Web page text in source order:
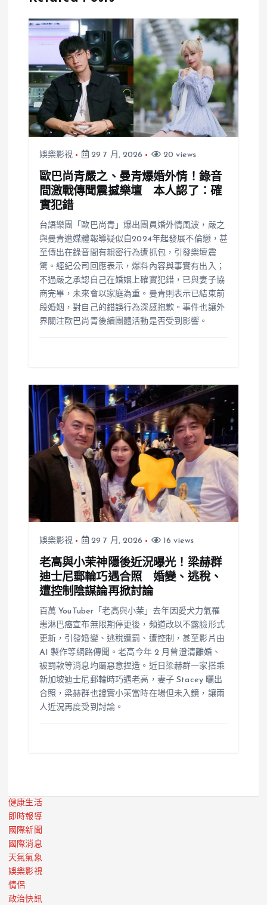
娛樂影視 29 7 月, 2026 20 views
歐巴尚青嚴之、曼青爆婚外情！錄音
間激戰傳聞震撼樂壇 本人認了：確
實犯錯
台語樂團「歐巴尚青」爆出團員婚外情風波，嚴之
與曼青遭媒體報導疑似自2024年起發展不倫戀，甚
至傳出在錄音間有親密行為遭抓包，引發樂壇震
驚。經紀公司回應表示，爆料內容與事實有出入；
不過嚴之承認自己在婚姻上確實犯錯，已與妻子協
商完畢，未來會以家庭為重。曼青則表示已結束前
段婚姻，對自己的錯誤行為深感抱歉。事件也讓外
界關注歐巴尚青後續團體活動是否受到影響。
娛樂影視 29 7 月, 2026 16 views
老高與小茉神隱後近況曝光！梁赫群
迪士尼郵輪巧遇合照 婚變、逃稅、
遭控制陰謀論再掀討論
百萬 YouTuber「老高與小茉」去年因愛犬力氣罹
患淋巴癌宣布無限期停更後，頻道改以不露臉形式
更新，引發婚變、逃稅遭罰、遭控制，甚至影片由
AI 製作等網路傳聞。老高今年 2 月曾澄清離婚、
被罰款等消息均屬惡意捏造。近日梁赫群一家搭乘
新加坡迪士尼郵輪時巧遇老高，妻子 Stacey 曬出
合照，梁赫群也證實小茉當時在場但未入鏡，讓兩
人近況再度受到討論。
健康生活
即時報導
國際新聞
國際消息
天氣氣象
娛樂影視
情侶
政治快訊